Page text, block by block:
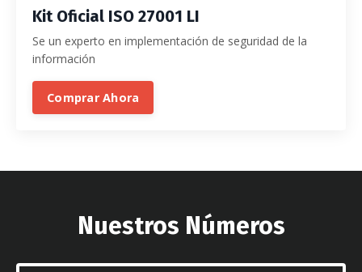
Kit Oficial ISO 27001 LI
Se un experto en implementación de seguridad de la
información
Comprar Ahora
Nuestros Números